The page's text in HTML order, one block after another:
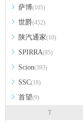
萨博(105)
世爵(452)
陕汽通家(10)
SPIRRA(85)
Scion(393)
SSC(18)
首望(9)
T